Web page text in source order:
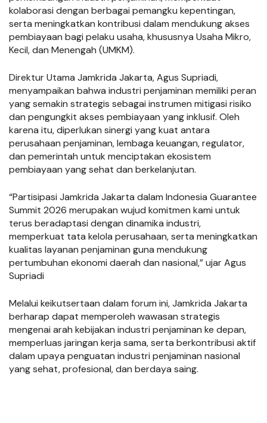
kolaborasi dengan berbagai pemangku kepentingan,
serta meningkatkan kontribusi dalam mendukung akses
pembiayaan bagi pelaku usaha, khususnya Usaha Mikro,
Kecil, dan Menengah (UMKM).
Direktur Utama Jamkrida Jakarta, Agus Supriadi,
menyampaikan bahwa industri penjaminan memiliki peran
yang semakin strategis sebagai instrumen mitigasi risiko
dan pengungkit akses pembiayaan yang inklusif. Oleh
karena itu, diperlukan sinergi yang kuat antara
perusahaan penjaminan, lembaga keuangan, regulator,
dan pemerintah untuk menciptakan ekosistem
pembiayaan yang sehat dan berkelanjutan.
“Partisipasi Jamkrida Jakarta dalam Indonesia Guarantee
Summit 2026 merupakan wujud komitmen kami untuk
terus beradaptasi dengan dinamika industri,
memperkuat tata kelola perusahaan, serta meningkatkan
kualitas layanan penjaminan guna mendukung
pertumbuhan ekonomi daerah dan nasional,” ujar Agus
Supriadi
Melalui keikutsertaan dalam forum ini, Jamkrida Jakarta
berharap dapat memperoleh wawasan strategis
mengenai arah kebijakan industri penjaminan ke depan,
memperluas jaringan kerja sama, serta berkontribusi aktif
dalam upaya penguatan industri penjaminan nasional
yang sehat, profesional, dan berdaya saing.